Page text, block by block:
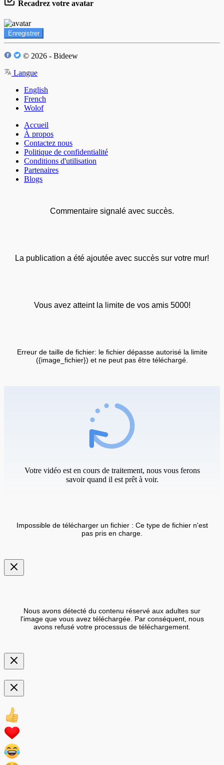
Recadrez votre avatar
Enregistrer
© 2026 - Bideew
Langue
English
French
Wolof
Accueil
À propos
Contactez nous
Politique de confidentialité
Conditions d'utilisation
Partenaires
Blogs
Commentaire signalé avec succès.
La publication a été ajoutée avec succès sur votre mur!
Vous avez atteint la limite de vos amis 5000!
Erreur de taille de fichier: le fichier dépasse autorisé la limite
({image_fichier}) et ne peut pas être téléchargé.
Votre vidéo est en cours de traitement, nous vous ferons
savoir quand il est prêt à voir.
Impossible de télécharger un fichier : Ce type de fichier n'est
pas pris en charge.
Nous avons détecté du contenu réservé aux adultes sur
l'image que vous avez téléchargée. Par conséquent, nous
avons refusé votre processus de téléchargement.